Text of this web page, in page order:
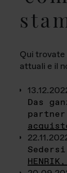
Qui
attuali e il
Das
Sedersi